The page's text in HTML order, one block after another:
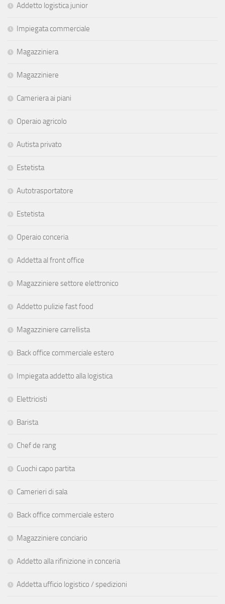
Addetto logistica junior
Impiegata commerciale
Magazziniera
Magazziniere
Cameriera ai piani
Operaio agricolo
Autista privato
Estetista
Autotrasportatore
Estetista
Operaio conceria
Addetta al front office
Magazziniere settore elettronico
Addetto pulizie fast food
Magazziniere carrellista
Back office commerciale estero
Impiegata addetto alla logistica
Elettricisti
Barista
Chef de rang
Cuochi capo partita
Camerieri di sala
Back office commerciale estero
Magazziniere conciario
Addetto alla rifinizione in conceria
Addetta ufficio logistico / spedizioni